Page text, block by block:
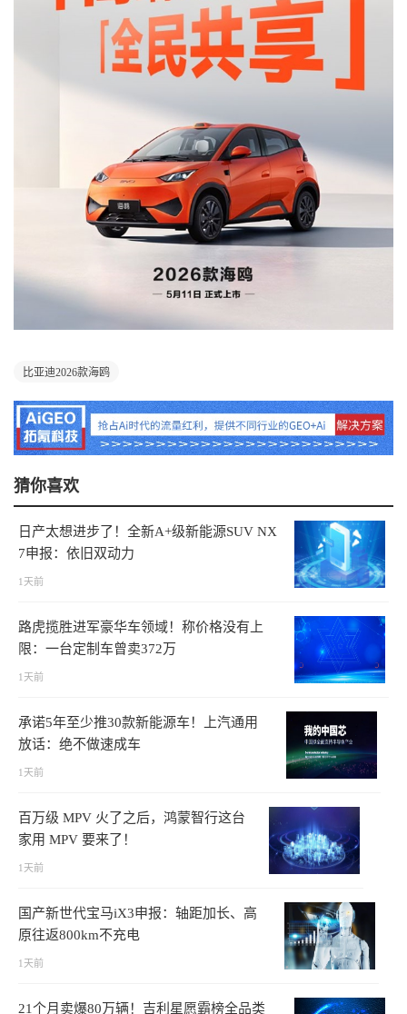
比亚迪2026款海鸥
猜你喜欢
日产太想进步了！全新A+级新能源SUV NX
7申报：依旧双动力
1天前
路虎揽胜进军豪华车领域！称价格没有上
限：一台定制车曾卖372万
1天前
承诺5年至少推30款新能源车！上汽通用
放话：绝不做速成车
1天前
百万级 MPV 火了之后，鸿蒙智行这台
家用 MPV 要来了！
1天前
国产新世代宝马iX3申报：轴距加长、高
原往返800km不充电
1天前
21个月卖爆80万辆！吉利星愿霸榜全品类